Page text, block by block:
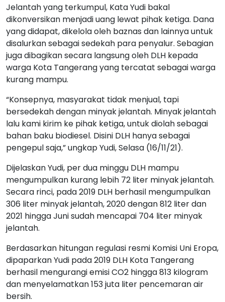
Jelantah yang terkumpul, Kata Yudi bakal
dikonversikan menjadi uang lewat pihak ketiga. Dana
yang didapat, dikelola oleh baznas dan lainnya untuk
disalurkan sebagai sedekah para penyalur. Sebagian
juga dibagikan secara langsung oleh DLH kepada
warga Kota Tangerang yang tercatat sebagai warga
kurang mampu.
“Konsepnya, masyarakat tidak menjual, tapi
bersedekah dengan minyak jelantah. Minyak jelantah
lalu kami kirim ke pihak ketiga, untuk diolah sebagai
bahan baku biodiesel. Disini DLH hanya sebagai
pengepul saja,” ungkap Yudi, Selasa (16/11/21).
Dijelaskan Yudi, per dua minggu DLH mampu
mengumpulkan kurang lebih 72 liter minyak jelantah.
Secara rinci, pada 2019 DLH berhasil mengumpulkan
306 liter minyak jelantah, 2020 dengan 812 liter dan
2021 hingga Juni sudah mencapai 704 liter minyak
jelantah.
Berdasarkan hitungan regulasi resmi Komisi Uni Eropa,
dipaparkan Yudi pada 2019 DLH Kota Tangerang
berhasil mengurangi emisi CO2 hingga 813 kilogram
dan menyelamatkan 153 juta liter pencemaran air
bersih.